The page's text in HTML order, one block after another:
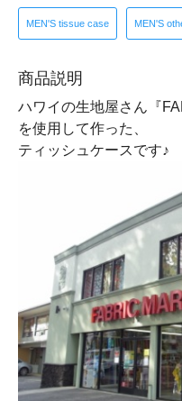
MEN'S tissue case MEN'S
商品説明
ハワイの生地屋さん『
を使用して作った、
ティッシュケースです♪